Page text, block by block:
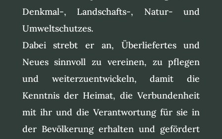
Denkmal-, Landschafts-, Natur- und
Umweltschutzes.
Dabei strebt er an, Überliefertes und
Neues sinnvoll zu vereinen, zu pflegen
und weiterzuentwickeln, damit die
Kenntnis der Heimat, die Verbundenheit
mit ihr und die Verantwortung für sie in
der Bevölkerung erhalten und gefördert